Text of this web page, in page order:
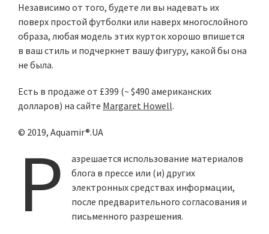
Независимо от того, будете ли вы надевать их
поверх простой футболки или наверх многослойного
образа, любая модель этих курток хорошо впишется
в ваш стиль и подчеркнет вашу фигуру, какой бы она
не была.
Есть в продаже от £399 (~ $490 американских
долларов) на сайте Margaret Howell.
© 2019, Aquamir®.UA
Р
азрешается использование материалов
блога в прессе или (и) других
электронных средствах информации,
после предварительного согласования и
письменного разрешения.